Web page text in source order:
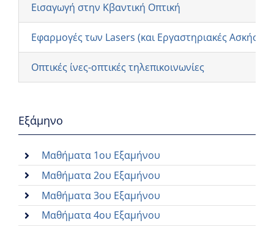
Εισαγωγή στην Κβαντική Οπτική
Εφαρμογές των Lasers (και Εργαστηριακές Ασκήσεις
Οπτικές ίνες-οπτικές τηλεπικοινωνίες
Εξάμηνο
Μαθήματα 1ου Εξαμήνου
Μαθήματα 2ου Εξαμήνου
Μαθήματα 3ου Εξαμήνου
Μαθήματα 4ου Εξαμήνου